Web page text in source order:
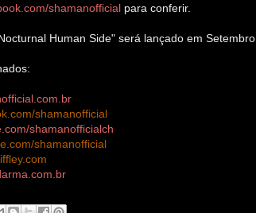
shamanofficial para conferir.
Human Side" será lançado em Setembro.
shamanofficial
shamanofficialch
shamanofficial